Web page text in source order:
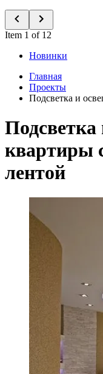
Item 1 of 12
Новинки
Главная
Проекты
Подсветка и
Подсветка
квартиры
лентой